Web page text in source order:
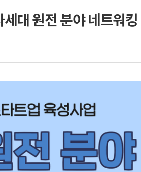
대 원전 분야 네트워